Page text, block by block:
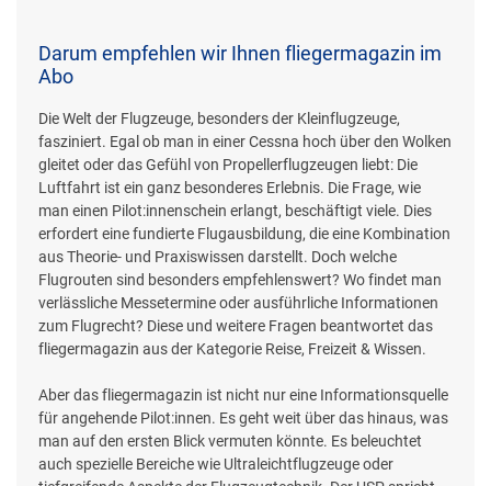
Darum empfehlen wir Ihnen fliegermagazin im
Abo
Die Welt der Flugzeuge, besonders der Kleinflugzeuge,
fasziniert. Egal ob man in einer Cessna hoch über den Wolken
gleitet oder das Gefühl von Propellerflugzeugen liebt: Die
Luftfahrt ist ein ganz besonderes Erlebnis. Die Frage, wie
man einen Pilot:innenschein erlangt, beschäftigt viele. Dies
erfordert eine fundierte Flugausbildung, die eine Kombination
aus Theorie- und Praxiswissen darstellt. Doch welche
Flugrouten sind besonders empfehlenswert? Wo findet man
verlässliche Messetermine oder ausführliche Informationen
zum Flugrecht? Diese und weitere Fragen beantwortet das
fliegermagazin aus der Kategorie Reise, Freizeit & Wissen.
Aber das fliegermagazin ist nicht nur eine Informationsquelle
für angehende Pilot:innen. Es geht weit über das hinaus, was
man auf den ersten Blick vermuten könnte. Es beleuchtet
auch spezielle Bereiche wie Ultraleichtflugzeuge oder